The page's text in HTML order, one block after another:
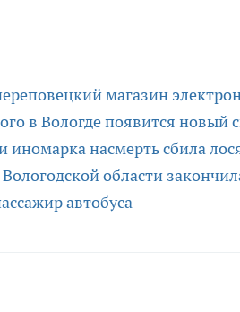
магазин
в Вологде появится новый
иномарка насмерть сбила
области
автобуса